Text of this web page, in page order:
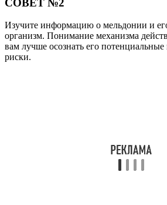
Изучите информацию о мельдонии и
организм. Понимание механизма
вам лучше осознать его
риски.